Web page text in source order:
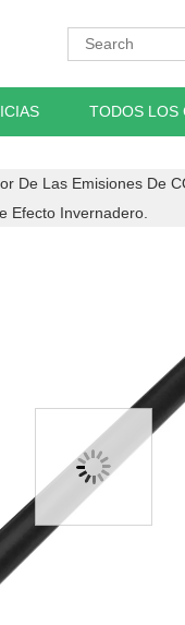
TODOS LOS
De Las Emisiones De
Efecto Invernadero.